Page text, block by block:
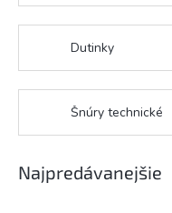
Dutinky
Šnúry technické
Najpredávanejšie